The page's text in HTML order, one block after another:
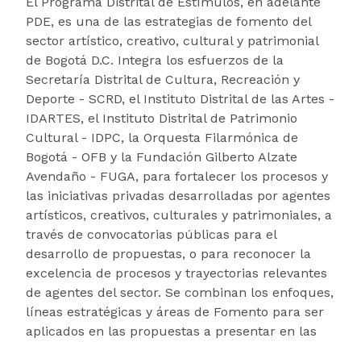
PDE, es una de las estrategias de fomento del
sector artístico, creativo, cultural y patrimonial
de Bogotá D.C. Integra los esfuerzos de la
Secretaría Distrital de Cultura, Recreación y
Deporte - SCRD, el Instituto Distrital de las Artes -
IDARTES, el Instituto Distrital de Patrimonio
Cultural - IDPC, la Orquesta Filarmónica de
Bogotá - OFB y la Fundación Gilberto Alzate
Avendaño - FUGA, para fortalecer los procesos y
las iniciativas privadas desarrolladas por agentes
artísticos, creativos, culturales y patrimoniales, a
través de convocatorias públicas para el
desarrollo de propuestas, o para reconocer la
excelencia de procesos y trayectorias relevantes
de agentes del sector. Se combinan los enfoques,
líneas estratégicas y áreas de Fomento para ser
aplicados en las propuestas a presentar en las